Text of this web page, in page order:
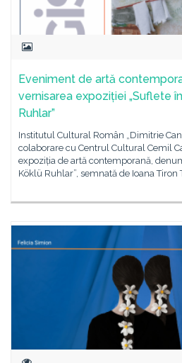
Eveniment de artă
vernisarea expoziției „Suflete
Ruhlar”
Institutul Cultural Român „Dimitrie
colaborare cu Centrul Cultural Cemil
expoziția de artă contemporană,
Köklü Ruhlar”, semnată de Ioana Tiron